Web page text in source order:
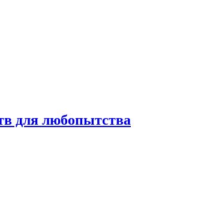
для любопытства